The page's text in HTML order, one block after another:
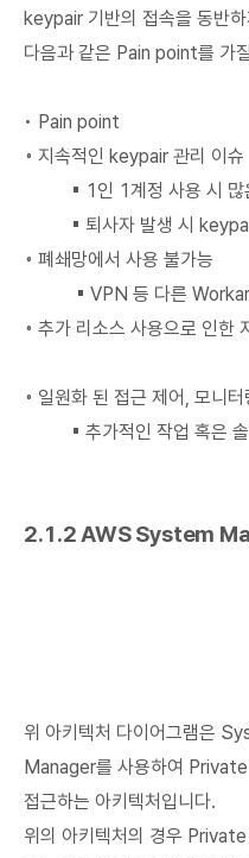
keypair 기반의 접속을 동반
다음과 같은 Pain point를 가
• Pain point
◦ 지속적인 keypair 관리 이슈
▪ 1인 1계정 사용 시 많
▪ 퇴사자 발생 시
◦ 폐쇄망에서 사용 불가능
▪ VPN 등 다른
◦ 추가 리소스 사용으로 인한
◦ 일원화 된 접근 제어, 모니
▪ 추가적인 작업 혹은
2.1.2 AWS System
위 아키텍처 다이어그램은
Manager를 사용하여
접근하는 아키텍처입니다.
위의 아키텍처의 경우